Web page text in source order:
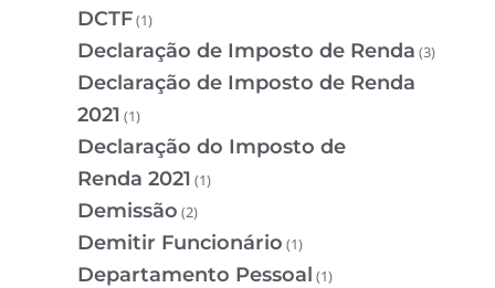
DCTF(1)
Declaração de Imposto de Renda (3)
Declaração de Imposto de Renda
2021 (1)
Declaração do Imposto de
Renda 2021 (1)
Demissão (2)
Demitir Funcionário (1)
Departamento Pessoal (1)